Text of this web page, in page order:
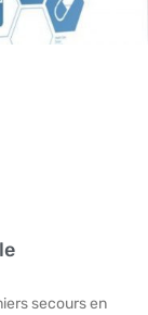
secours en